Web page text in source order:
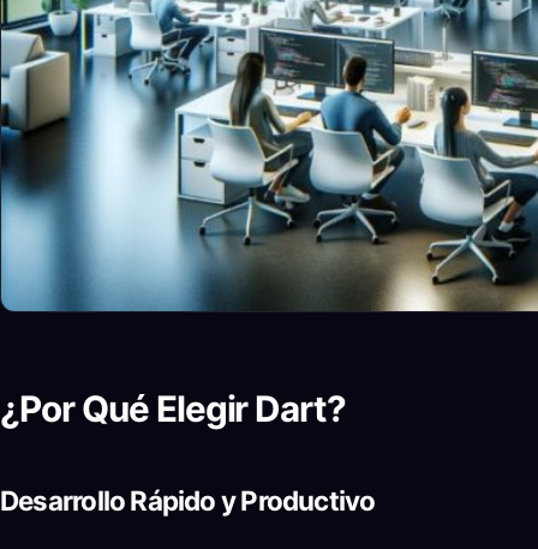
¿Por Qué Elegir Dart?
Desarrollo Rápido y Productivo